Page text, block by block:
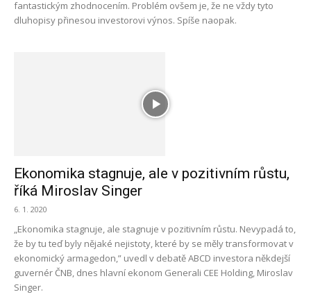
fantastickým zhodnocením. Problém ovšem je, že ne vždy tyto
dluhopisy přinesou investorovi výnos. Spíše naopak.
Ekonomika stagnuje, ale v pozitivním růstu,
říká Miroslav Singer
6. 1. 2020
„Ekonomika stagnuje, ale stagnuje v pozitivním růstu. Nevypadá to,
že by tu teď byly nějaké nejistoty, které by se měly transformovat v
ekonomický armagedon,” uvedl v debatě ABCD investora někdejší
guvernér ČNB, dnes hlavní ekonom Generali CEE Holding, Miroslav
Singer.